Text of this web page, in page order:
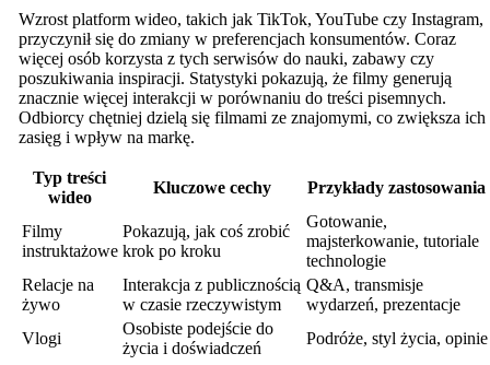
Wzrost platform wideo, takich jak TikTok, YouTube czy Instagram,
przyczynił się do zmiany w preferencjach konsumentów. Coraz
więcej osób korzysta z tych serwisów do nauki, zabawy czy
poszukiwania inspiracji. Statystyki pokazują, że filmy generują
znacznie więcej interakcji w porównaniu do treści pisemnych.
Odbiorcy chętniej dzielą się filmami ze znajomymi, co zwiększa ich
zasięg i wpływ na markę.
Typ treści
wideo
Kluczowe cechy Przykłady zastosowania
Filmy
instruktażowe
Pokazują, jak coś zrobić
krok po kroku
Gotowanie,
majsterkowanie, tutoriale
technologie
Relacje na
żywo
Interakcja z publicznością
w czasie rzeczywistym
Q&A, transmisje
wydarzeń, prezentacje
Vlogi
Osobiste podejście do
życia i doświadczeń
Podróże, styl życia, opinie